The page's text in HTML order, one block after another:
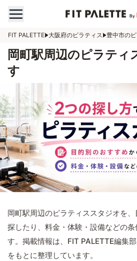
FIT PALETTE 大阪府のピラティス 豊中市の
岡町駅周辺のピラティ
す
岡町駅周辺のピラティススタジオを
探したり、料金・体験・設備などの
す。掲載情報は、FIT PALETTE編集
をもとに整理しています。